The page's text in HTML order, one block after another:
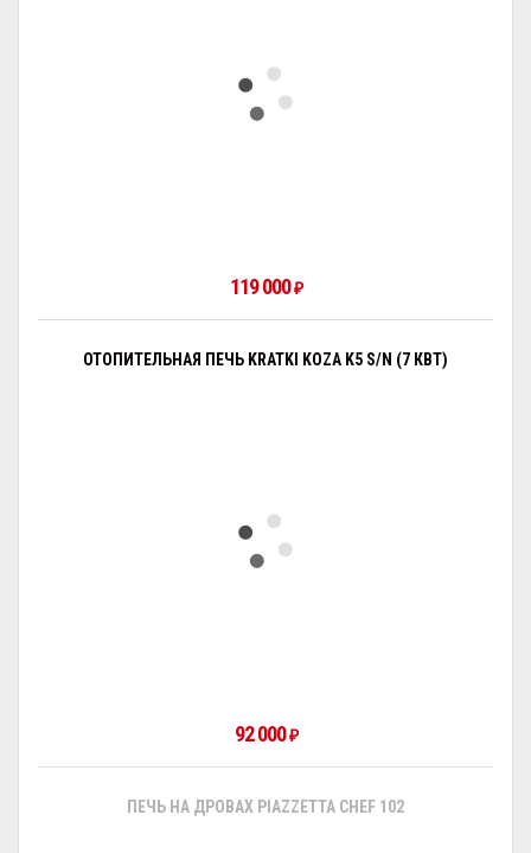
119 000₽
ОТОПИТЕЛЬНАЯ ПЕЧЬ KRATKI KOZA K5 S/N (7 КВТ)
92 000₽
ПЕЧЬ НА ДРОВАХ PIAZZETTA CHEF 102